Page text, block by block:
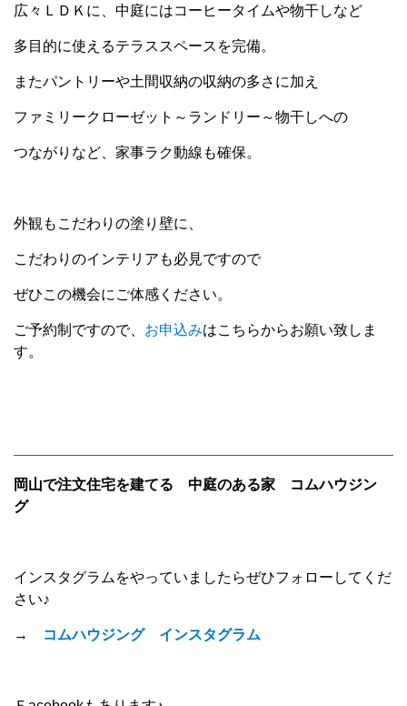
広々ＬＤＫに、中庭にはコーヒータイムや物干しなど
多目的に使えるテラススペースを完備。
またパントリーや土間収納の収納の多さに加え
ファミリークローゼット～ランドリー～物干しへの
つながりなど、家事ラク動線も確保。
外観もこだわりの塗り壁に、
こだわりのインテリアも必見ですので
ぜひこの機会にご体感ください。
ご予約制ですので、 お申込みはこちらからお願い致しま
す。
岡山で注文住宅を建てる 中庭のある家 コムハウジン
グ
インスタグラムをやっていましたらぜひフォローしてくだ
さい♪
→ コムハウジング インスタグラム